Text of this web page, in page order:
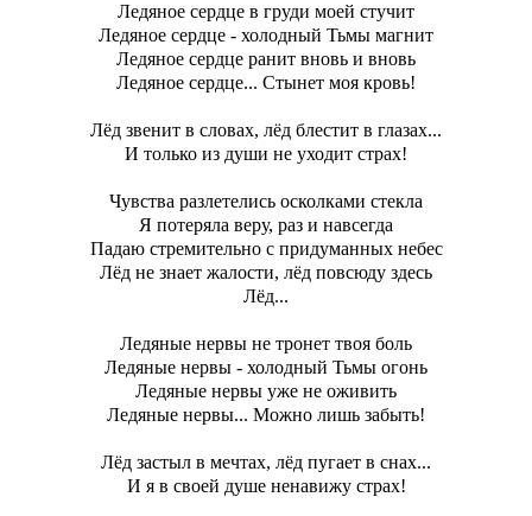
Ледяное сердце в груди моей стучит
Ледяное сердце - холодный Тьмы магнит
Ледяное сердце ранит вновь и вновь
Ледяное сердце... Стынет моя кровь!
Лёд звенит в словах, лёд блестит в глазах...
И только из души не уходит страх!
Чувства разлетелись осколками стекла
Я потеряла веру, раз и навсегда
Падаю стремительно с придуманных небес
Лёд не знает жалости, лёд повсюду здесь
Лёд...
Ледяные нервы не тронет твоя боль
Ледяные нервы - холодный Тьмы огонь
Ледяные нервы уже не оживить
Ледяные нервы... Можно лишь забыть!
Лёд застыл в мечтах, лёд пугает в снах...
И я в своей душе ненавижу страх!